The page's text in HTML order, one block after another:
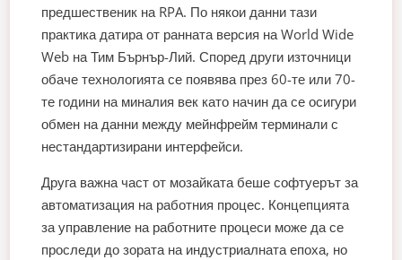
предшественик на RPA. По някои данни тази
практика датира от ранната версия на World Wide
Web на Тим Бърнър-Лий. Според други източници
обаче технологията се появява през 60-те или 70-
те години на миналия век като начин да се осигури
обмен на данни между мейнфрейм терминали с
нестандартизирани интерфейси.
Друга важна част от мозайката беше софтуерът за
автоматизация на работния процес. Концепцията
за управление на работните процеси може да се
проследи до зората на индустриалната епоха, но